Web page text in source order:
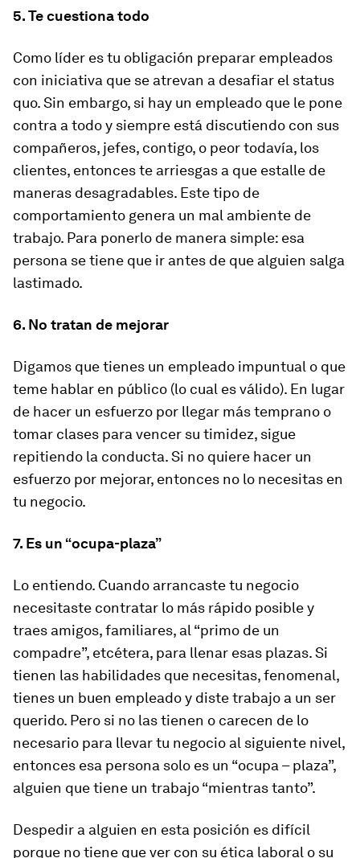
5. Te cuestiona todo
Como líder es tu obligación preparar empleados
con iniciativa que se atrevan a desafiar el status
quo. Sin embargo, si hay un empleado que le pone
contra a todo y siempre está discutiendo con sus
compañeros, jefes, contigo, o peor todavía, los
clientes, entonces te arriesgas a que estalle de
maneras desagradables. Este tipo de
comportamiento genera un mal ambiente de
trabajo. Para ponerlo de manera simple: esa
persona se tiene que ir antes de que alguien salga
lastimado.
6. No tratan de mejorar
Digamos que tienes un empleado impuntual o que
teme hablar en público (lo cual es válido). En lugar
de hacer un esfuerzo por llegar más temprano o
tomar clases para vencer su timidez, sigue
repitiendo la conducta. Si no quiere hacer un
esfuerzo por mejorar, entonces no lo necesitas en
tu negocio.
7. Es un “ocupa-plaza”
Lo entiendo. Cuando arrancaste tu negocio
necesitaste contratar lo más rápido posible y
traes amigos, familiares, al “primo de un
compadre”, etcétera, para llenar esas plazas. Si
tienen las habilidades que necesitas, fenomenal,
tienes un buen empleado y diste trabajo a un ser
querido. Pero si no las tienen o carecen de lo
necesario para llevar tu negocio al siguiente nivel,
entonces esa persona solo es un “ocupa – plaza”,
alguien que tiene un trabajo “mientras tanto”.
Despedir a alguien en esta posición es difícil
porque no tiene que ver con su ética laboral o su